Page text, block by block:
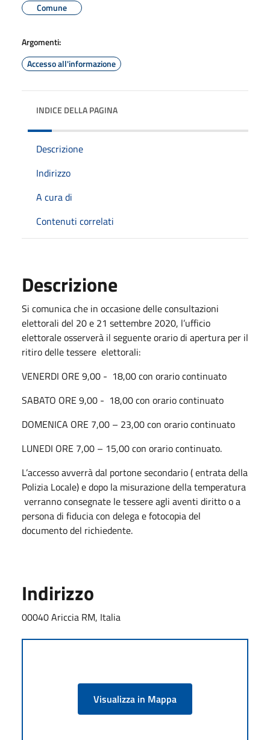
Comune
Argomenti:
Accesso all'informazione
INDICE DELLA PAGINA
Descrizione
Indirizzo
A cura di
Contenuti correlati
Descrizione
Si comunica che in occasione delle consultazioni
elettorali del 20 e 21 settembre 2020, l’ufficio
elettorale osserverà il seguente orario di apertura per il
ritiro delle tessere elettorali:
VENERDI ORE 9,00 - 18,00 con orario continuato
SABATO ORE 9,00 - 18,00 con orario continuato
DOMENICA ORE 7,00 – 23,00 con orario continuato
LUNEDI ORE 7,00 – 15,00 con orario continuato.
L’accesso avverrà dal portone secondario ( entrata della
Polizia Locale) e dopo la misurazione della temperatura
verranno consegnate le tessere agli aventi diritto o a
persona di fiducia con delega e fotocopia del
documento del richiedente.
Indirizzo
00040 Ariccia RM, Italia
Visualizza in Mappa